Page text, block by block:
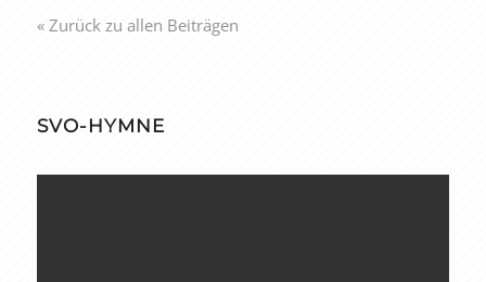
« Zurück zu allen Beiträgen
SVO-HYMNE